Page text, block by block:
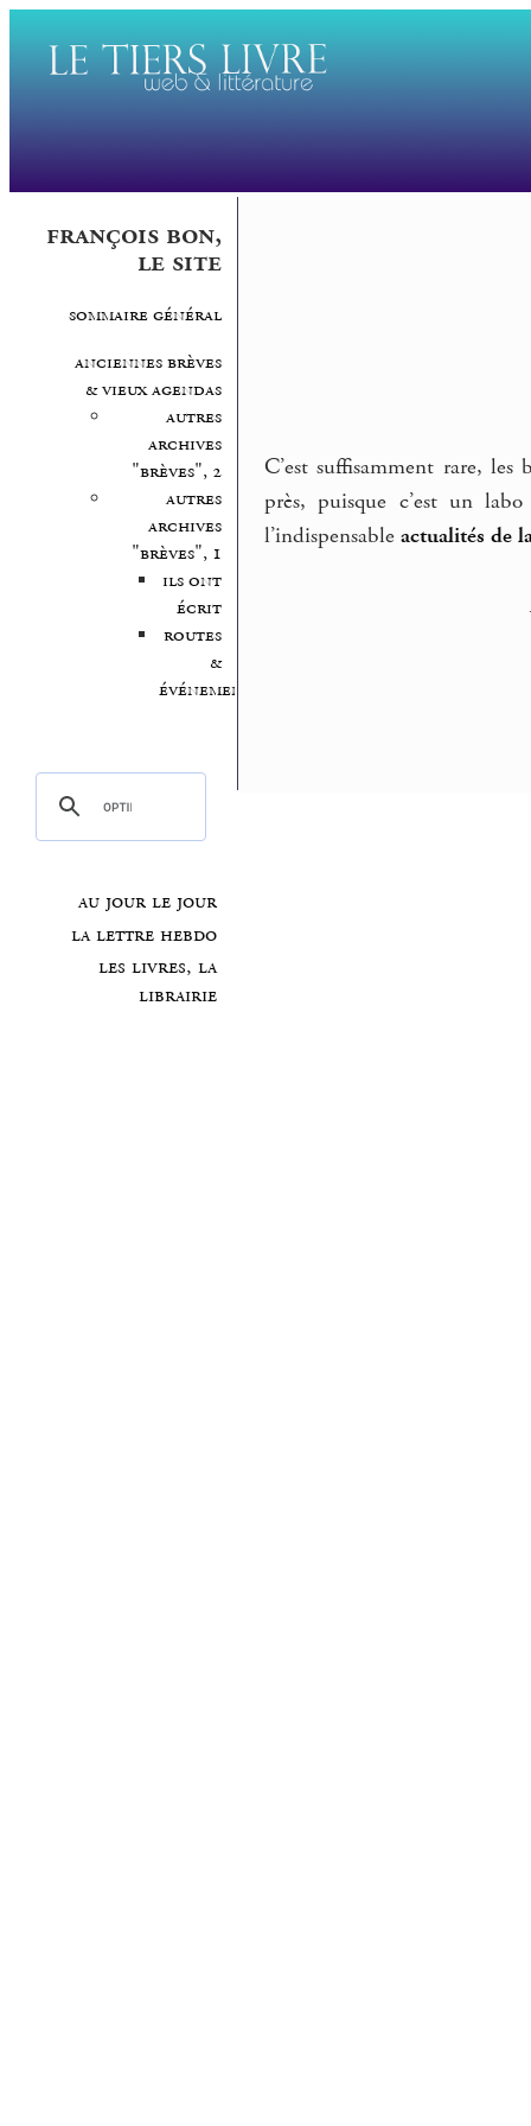
françois bon,
le site
sommaire général
anciennes brèves
& vieux agendas
autres
archives
"brèves", 2
autres
archives
"brèves", 1
ils ont
écrit
routes
&
événements
au jour le jour
la lettre hebdo
les livres, la
librairie
C’est suffisamment rare,
près, puisque c’est un
l’indispensableactualités de